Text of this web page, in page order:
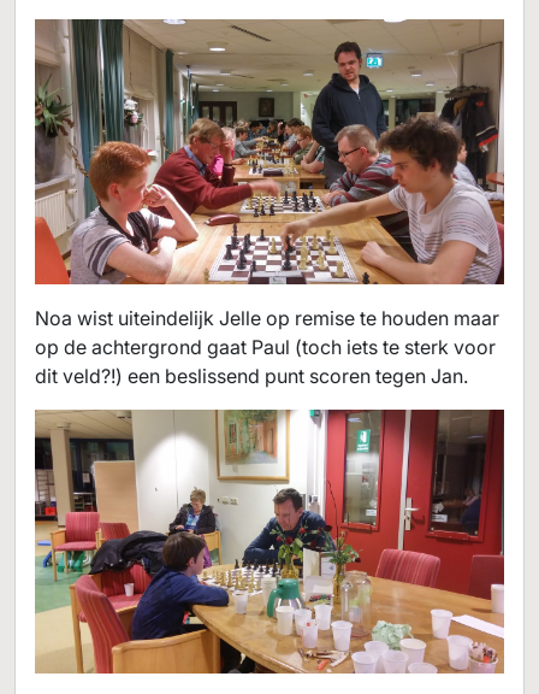
Noa wist uiteindelijk Jelle op remise te houden maar
op de achtergrond gaat Paul (toch iets te sterk voor
dit veld?!) een beslissend punt scoren tegen Jan.